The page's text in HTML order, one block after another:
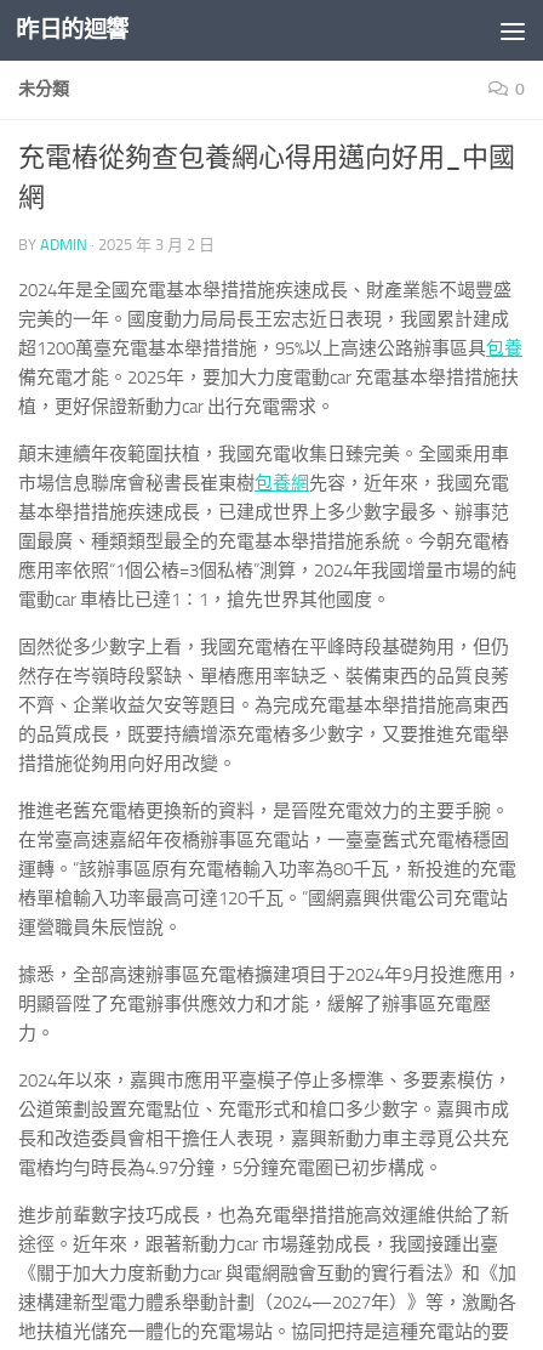
Skip to content
昨日的迴響
未分類 0
充電樁從夠查包養網心得用邁向好用_中國
網
BY ADMIN · 2025 年 3 月 2 日
2024年是全國充電基本舉措措施疾速成長、財產業態不竭豐盛
完美的一年。國度動力局局長王宏志近日表現，我國累計建成
超1200萬臺充電基本舉措措施，95%以上高速公路辦事區具包養
備充電才能。2025年，要加大力度電動car 充電基本舉措措施扶
植，更好保證新動力car 出行充電需求。
顛末連續年夜範圍扶植，我國充電收集日臻完美。全國乘用車
市場信息聯席會秘書長崔東樹包養網先容，近年來，我國充電
基本舉措措施疾速成長，已建成世界上多少數字最多、辦事范
圍最廣、種類類型最全的充電基本舉措措施系統。今朝充電樁
應用率依照“1個公樁=3個私樁”測算，2024年我國增量市場的純
電動car 車樁比已達1∶1，搶先世界其他國度。
固然從多少數字上看，我國充電樁在平峰時段基礎夠用，但仍
然存在岑嶺時段緊缺、單樁應用率缺乏、裝備東西的品質良莠
不齊、企業收益欠安等題目。為完成充電基本舉措措施高東西
的品質成長，既要持續增添充電樁多少數字，又要推進充電舉
措措施從夠用向好用改變。
推進老舊充電樁更換新的資料，是晉陞充電效力的主要手腕。
在常臺高速嘉紹年夜橋辦事區充電站，一臺臺舊式充電樁穩固
運轉。“該辦事區原有充電樁輸入功率為80千瓦，新投進的充電
樁單槍輸入功率最高可達120千瓦。”國網嘉興供電公司充電站
運營職員朱辰愷說。
據悉，全部高速辦事區充電樁擴建項目于2024年9月投進應用，
明顯晉陞了充電辦事供應效力和才能，緩解了辦事區充電壓
力。
2024年以來，嘉興市應用平臺模子停止多標準、多要素模仿，
公道策劃設置充電點位、充電形式和槍口多少數字。嘉興市成
長和改造委員會相干擔任人表現，嘉興新動力車主尋覓公共充
電樁均勻時長為4.97分鐘，5分鐘充電圈已初步構成。
進步前輩數字技巧成長，也為充電舉措措施高效運維供給了新
途徑。近年來，跟著新動力car 市場蓬勃成長，我國接踵出臺
《關于加大力度新動力car 與電網融會互動的實行看法》和《加
速構建新型電力體系舉動計劃（2024—2027年）》等，激勵各
地扶植光儲充一體化的充電場站。協同把持是這種充電站的要